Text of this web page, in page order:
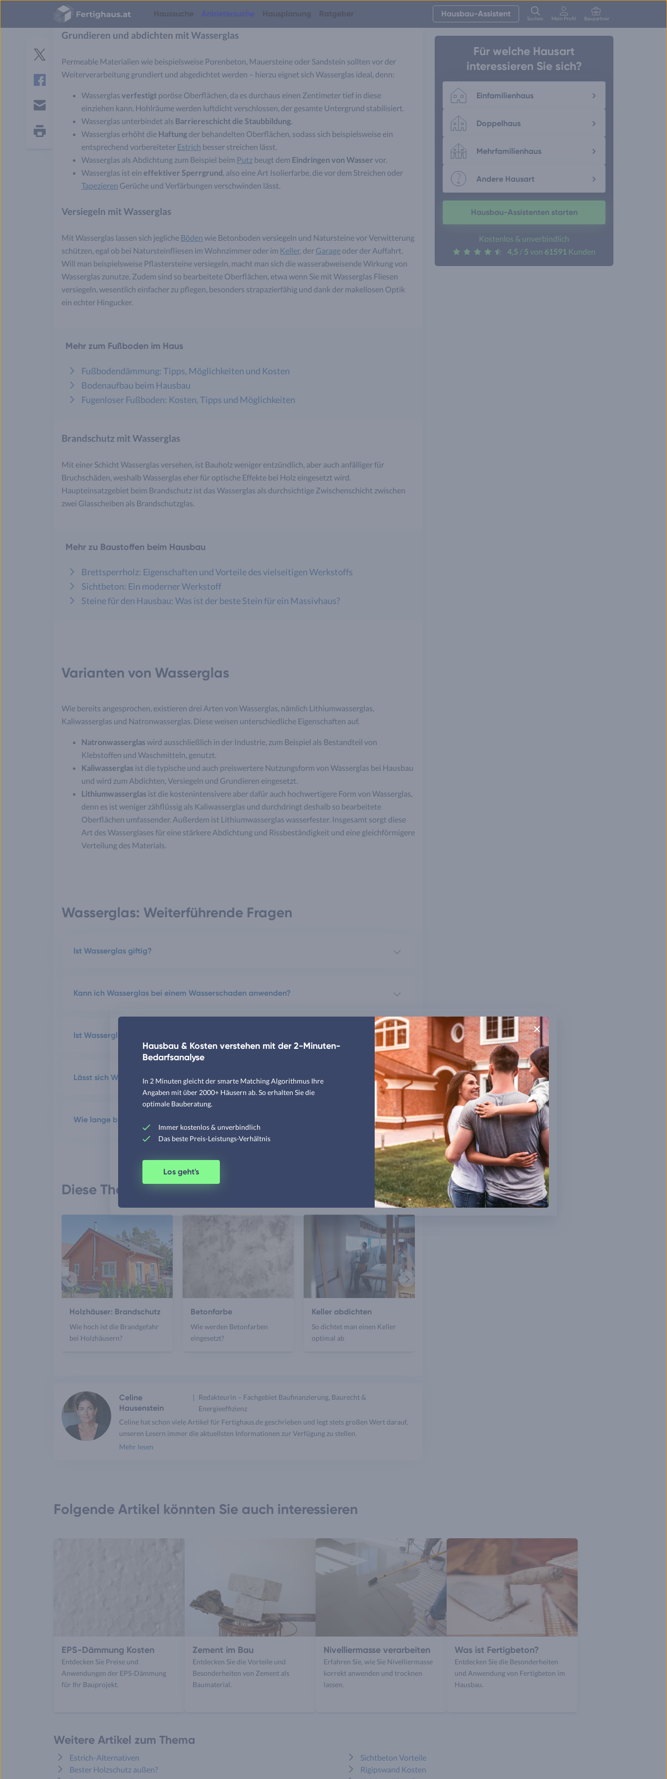
Fertighaus
Logo
Haussuche
Häuser
Anbietersuche Hausplanung
Einfamilienhäuser
Doppelhäuser
Stadtvillen
Tiny Houses
Alle Haustypen
Fertighäuser
Blockhäuser
Modulhäuser
Hauspreise
Ausbaustufen
Baustile
Hausbau-Assistent
Finanzierungsrechner
Ratgeber
Jetzt bauen oder warten?
Grundrissplaner im Vergleich
Bodenplatte Möglichkeiten
Richtwerte für Grundstücke
Hausbau in Hanglage
Grundstückserschließung
Bodenklassen erklärt
Was kostet ein Haus?
Hausangebote vergleichen
Haus bauen oder kaufen?
Eigenleistung Ersparnis
Anbieterauswahl
Gesetze & Versicherungen
Einzug & Wohnen
Hausbau-Erfahrungen
Hausbau-Assistent Suchen Mein Profil Baupartner
mail
Fliesen-Kleber
Grundieren und abdichten mit Wasserglas
Permeable Materialien wie beispielsweise Porenbeton, Mauersteine oder Sandstein sollten vor der
Weiterverarbeitung grundiert und abgedichtet werden – hierzu eignet sich Wasserglas ideal, denn:
Wasserglas verfestigt poröse Oberflächen, da es durchaus einen Zentimeter tief in diese
einziehen kann. Hohlräume werden luftdicht verschlossen, der gesamte Untergrund stabilisiert.
Wasserglas unterbindet als Barriereschicht die Staubbildung.
Wasserglas erhöht die Haftung der behandelten Oberflächen, sodass sich beispielsweise ein
entsprechend vorbereiteter Estrich besser streichen lässt.
Wasserglas als Abdichtung zum Beispiel beim Putz beugt dem Eindringen von Wasser vor.
Wasserglas ist ein effektiver Sperrgrund, also eine Art Isolierfarbe, die vor dem Streichen oder
Tapezieren Gerüche und Verfärbungen verschwinden lässt.
Versiegeln mit Wasserglas
Mit Wasserglas lassen sich jegliche Böden wie Betonboden versiegeln und Natursteine vor Verwitterung
schützen, egal ob bei Natursteinfliesen im Wohnzimmer oder im Keller, der Garage oder der Auffahrt.
Will man beispielsweise Pflastersteine versiegeln, macht man sich die wasserabweisende Wirkung von
Wasserglas zunutze. Zudem sind so bearbeitete Oberflächen, etwa wenn Sie mit Wasserglas Fliesen
versiegeln, wesentlich einfacher zu pflegen, besonders strapazierfähig und dank der makellosen Optik
ein echter Hingucker.
Mehr zum Fußboden im Haus
Fußbodendämmung: Tipps, Möglichkeiten und Kosten
Bodenaufbau beim Hausbau
Fugenloser Fußboden: Kosten, Tipps und Möglichkeiten
Brandschutz mit Wasserglas
Mit einer Schicht Wasserglas versehen, ist Bauholz weniger entzündlich, aber auch anfälliger für
Bruchschäden, weshalb Wasserglas eher für optische Effekte bei Holz eingesetzt wird.
Haupteinsatzgebiet beim Brandschutz ist das Wasserglas als durchsichtige Zwischenschicht zwischen
zwei Glasscheiben als Brandschutzglas.
Mehr zu Baustoffen beim Hausbau
Brettsperrholz: Eigenschaften und Vorteile des vielseitigen Werkstoffs
Sichtbeton: Ein moderner Werkstoff
Steine für den Hausbau: Was ist der beste Stein für ein Massivhaus?
Varianten von Wasserglas
Wie bereits angesprochen, existieren drei Arten von Wasserglas, nämlich Lithiumwasserglas,
Kaliwasserglas und Natronwasserglas. Diese weisen unterschiedliche Eigenschaften auf.
Natronwasserglas wird ausschließlich in der Industrie, zum Beispiel als Bestandteil von
Klebstoffen und Waschmitteln, genutzt.
Kaliwasserglas ist die typische und auch preiswertere Nutzungsform von Wasserglas bei Hausbau
und wird zum Abdichten, Versiegeln und Grundieren eingesetzt.
Lithiumwasserglas ist die kostenintensivere aber dafür auch hochwertigere Form von Wasserglas,
denn es ist weniger zähflüssig als Kaliwasserglas und durchdringt deshalb so bearbeitete
Oberflächen umfassender. Außerdem ist Lithiumwasserglas wasserfester. Insgesamt sorgt diese
Art des Wasserglases für eine stärkere Abdichtung und Rissbeständigkeit und eine gleichförmigere
Verteilung des Materials.
Wasserglas: Weiterführende Fragen
Ist Wasserglas giftig?
Kann ich Wasserglas bei einem Wasserschaden anwenden?
Ist Wasserglas für Rigipswände geeignet?
Lässt sich Wasserglas wieder entfernen?
Wie lange braucht Wasserglas zum Aushärten?
Diese Themen könnten Sie auch interessieren
Holzhäuser: Brandschutz
Wie hoch ist die Brandgefahr
bei Holzhäusern?
Betonfarbe
Wie werden Betonfarben
eingesetzt?
Keller abdichten
So dichtet man einen Keller
optimal ab
Vorheriger
Artikel
Nächster
Artikel
Celine
Hausenstein
Redakteurin – Fachgebiet Baufinanzierung, Baurecht &
Energieeffizienz
Celine hat schon viele Artikel für Fertighaus.de geschrieben und legt stets großen Wert darauf,
unseren Lesern immer die aktuellsten Informationen zur Verfügung zu stellen.
Mehr lesen
Für welche Hausart
interessieren Sie sich?
Einfamilienhaus
Doppelhaus
Mehrfamilienhaus
Andere Hausart
Hausbau-Assistenten starten
Kostenlos & unverbindlich
4,5 / 5 von 61591 Kunden
Folgende Artikel könnten Sie auch interessieren
EPS-Dämmung Kosten
Entdecken Sie Preise und
Anwendungen der EPS-Dämmung
für Ihr Bauprojekt.
Zement im Bau
Entdecken Sie die Vorteile und
Besonderheiten von Zement als
Baumaterial.
Nivelliermasse verarbeiten
Erfahren Sie, wie Sie Nivelliermasse
korrekt anwenden und trocknen
lassen.
Was ist Fertigbeton?
Entdecken Sie die Besonderheiten
und Anwendung von Fertigbeton im
Hausbau.
Weitere Artikel zum Thema
Estrich-Alternativen
Bester Holzschutz außen?
Sichtbeton Vorteile
Rigipswand Kosten
Hausbau & Kosten verstehen mit der 2-Minuten-
Bedarfsanalyse
In 2 Minuten gleicht der smarte Matching Algorithmus Ihre
Angaben mit über 2000+ Häusern ab. So erhalten Sie die
optimale Bauberatung.
Immer kostenlos & unverbindlich
Das beste Preis-Leistungs-Verhältnis
Los geht's